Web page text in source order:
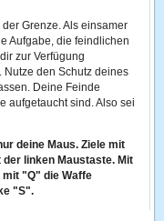
Grenze. Als einsamer
Aufgabe, die feindlichen
zur Verfügung
Nutze den Schutz deines
Deine Feinde
aufgetaucht sind. Also sei
deine Maus. Ziele mit
der linken Maustaste. Mit
mit "Q" die Waffe
"S".